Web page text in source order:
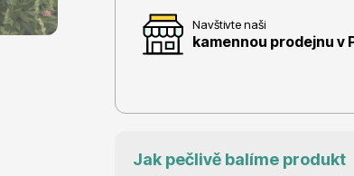
Okrasné keře
Navštivte naši
kamennou prodejnu v
Jak pečlivě balíme produkt